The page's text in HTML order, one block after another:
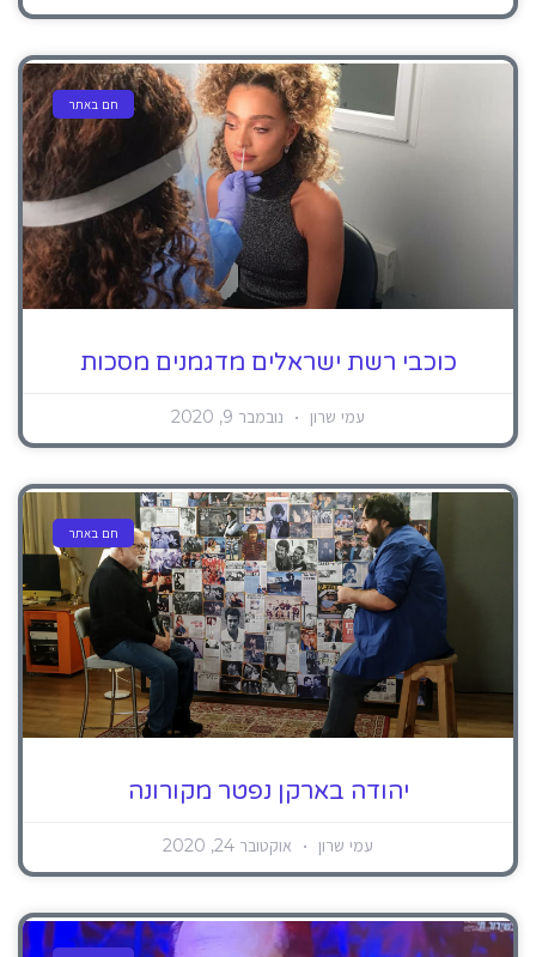
חם באתר
כוכבי רשת ישראלים מדגמנים מסכות
עמי שרון נובמבר 9, 2020
חם באתר
יהודה בארקן נפטר מקורונה
עמי שרון אוקטובר 24, 2020